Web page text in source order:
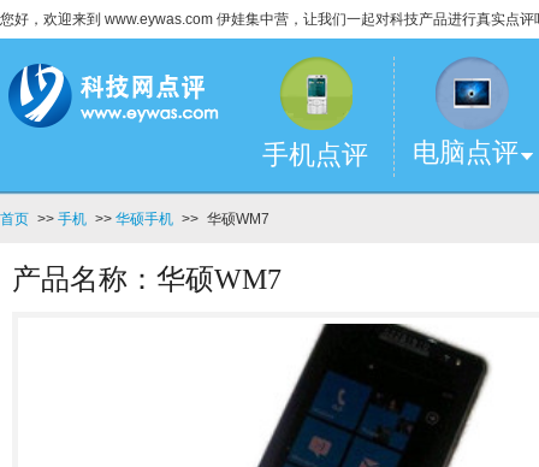
您好，欢迎来到 www.eywas.com 伊娃集中营，让我们一起对科技产品进行真实点评
手机点评 电脑点评
首页 >> 手机 >> 华硕手机 >> 华硕WM7
产品名称：华硕WM7